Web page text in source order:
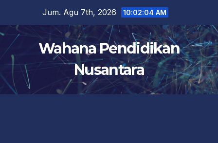
content
Jum. Agu 7th, 2026 10:02:04 AM
Wahana Pendidikan
Nusantara